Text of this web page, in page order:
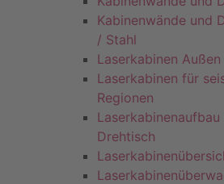
Kabinenwände und
/ Stahl
Laserkabinen
Laserkabinen für
Regionen
Drehtisch